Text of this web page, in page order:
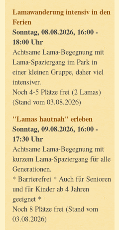
Lamawanderung intensiv in den
Ferien
Sonntag, 08.08.2026, 16:00 -
18:00 Uhr
Achtsame Lama-Begegnung mit
Lama-Spaziergang im Park in
einer kleinen Gruppe, daher viel
intensiver.
Noch 4-5 Plätze frei (2 Lamas)
(Stand vom 03.08.2026)
"Lamas hautnah" erleben
Sonntag, 09.08.2026, 16:00 -
17:30 Uhr
Achtsame Lama-Begegnung mit
kurzem Lama-Spaziergang für alle
Generationen.
* Barrierefrei * Auch für Senioren
und für Kinder ab 4 Jahren
geeignet *
Noch 8 Plätze frei (Stand vom
03.08.2026)